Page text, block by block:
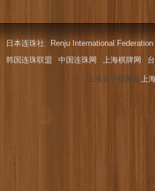
日本连珠社 Renju International Federation
韩国连珠联盟
中国连珠网 上海棋牌网
上海五子棋网是上